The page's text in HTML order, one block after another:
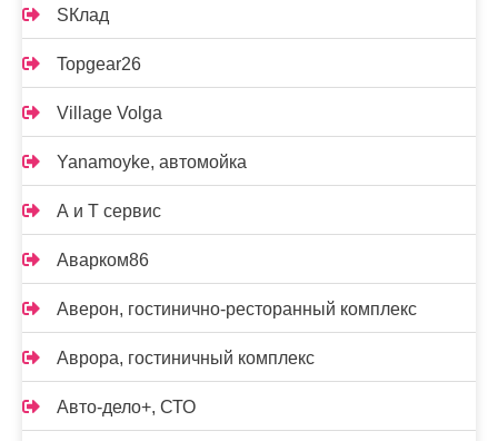
SКлад
Topgear26
Village Volga
Yanamoyke, автомойка
А и Т сервис
Аварком86
Аверон, гостинично-ресторанный комплекс
Аврора, гостиничный комплекс
Авто-дело+, СТО